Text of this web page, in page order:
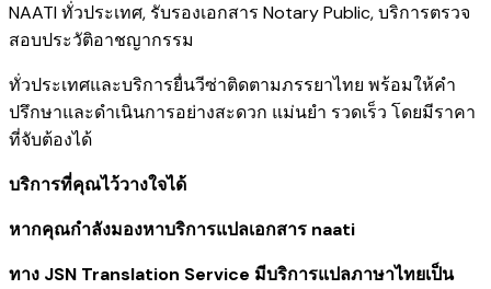
NAATI ​ทั่วประเทศ, รับรองเอกสาร Notary Public,บริการตรวจ
สอบประวัติอาชญากรรม​
ทั่วประเทศและบริการยื่นวีซ่าติดตามภรรยาไทย พร้อมให้คำ
ปรึกษาและดำเนินการอย่างสะดวก แม่นยำ รวดเร็ว โดยมีราคา
ที่จับต้องได้
บริการที่คุณไว้วางใจได้
หากคุณกำลังมองหาบริการแปลเอกสาร naati
ทาง JSN Translation Service มีบริการแปลภาษาไทยเป็น